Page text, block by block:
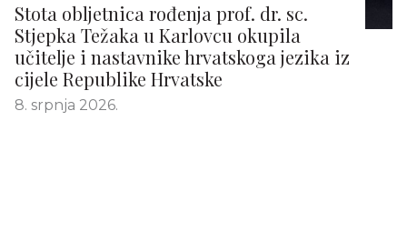
Stota obljetnica rođenja prof. dr. sc.
Stjepka Težaka u Karlovcu okupila
učitelje i nastavnike hrvatskoga jezika iz
cijele Republike Hrvatske
8. srpnja 2026.